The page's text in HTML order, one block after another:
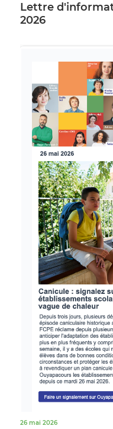
Lettre
2026
26 mai 2026